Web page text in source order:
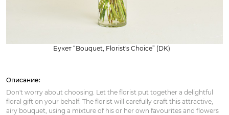
Букет “Bouquet, Florist's Choice” (DK)
Описание:
Don't worry about choosing. Let the florist put together a delightful
floral gift on your behalf. The florist will carefully craft this attractive,
airy bouquet, using a mixture of his or her own favourites and flowers